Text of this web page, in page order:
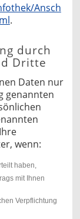
Ansch
.
durch
Dritte
Daten nur
genannten
wenn:
haben,
mit Ihnen
Verpflichtung